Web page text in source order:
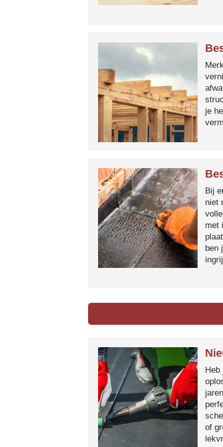
je
Bij
niet
met
ben
Heb
of